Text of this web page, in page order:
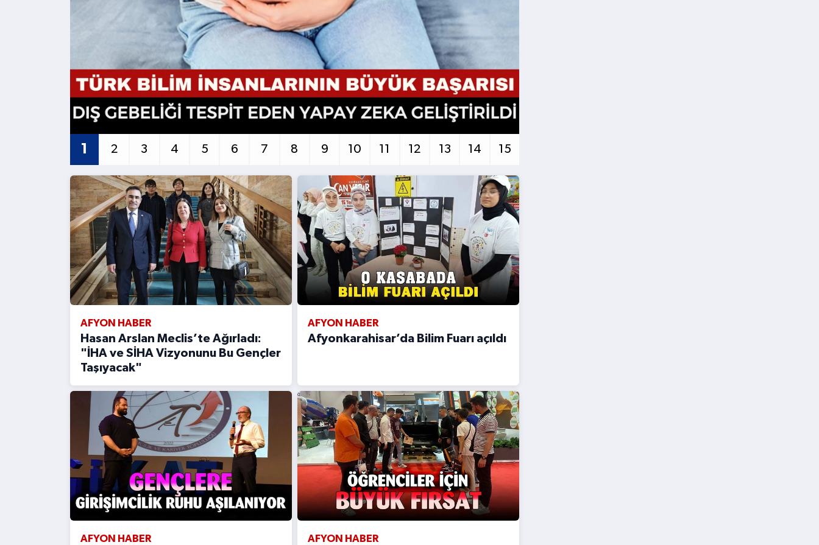
1 2 3 4 5 6 7 8 9 10 11 12 13 14 15
AFYON HABER
Hasan Arslan Meclis’te Ağırladı:
"İHA ve SİHA Vizyonunu Bu Gençler
Taşıyacak"
AFYON HABER
Afyonkarahisar’da Bilim Fuarı açıldı
AFYON HABER AFYON HABER